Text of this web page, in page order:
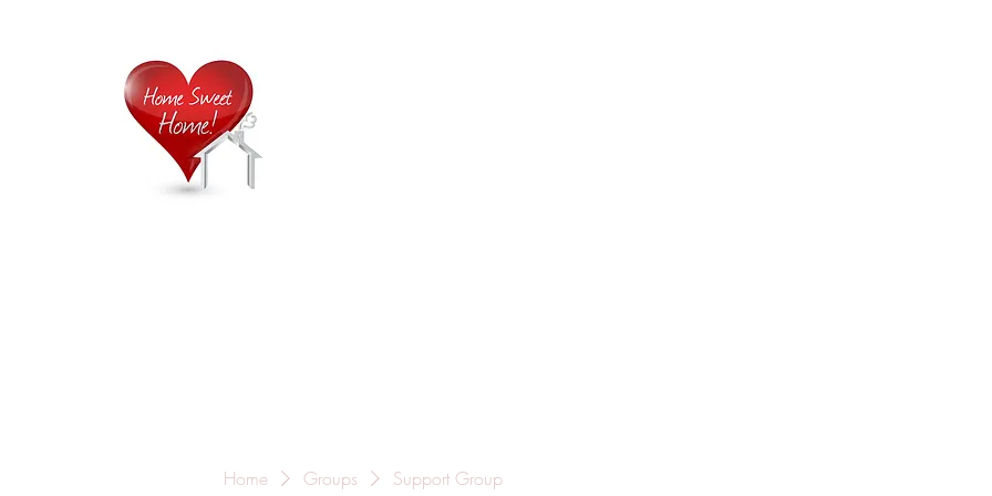
Home Groups Support Group